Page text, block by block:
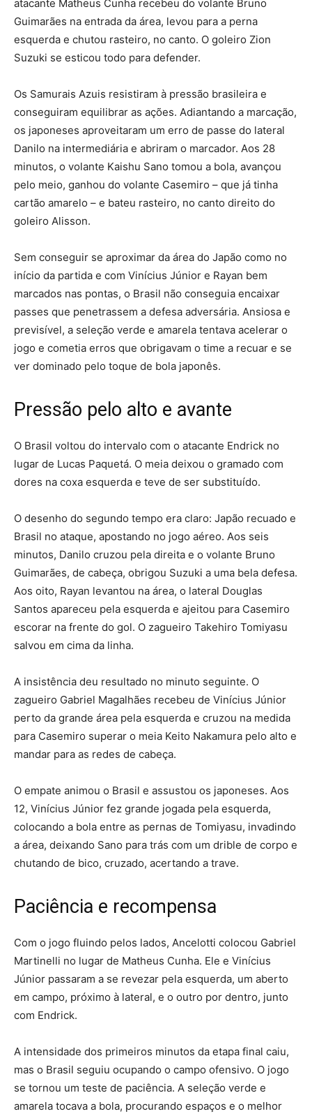
atacante Matheus Cunha recebeu do volante Bruno
Guimarães na entrada da área, levou para a perna
esquerda e chutou rasteiro, no canto. O goleiro Zion
Suzuki se esticou todo para defender.
Os Samurais Azuis resistiram à pressão brasileira e
conseguiram equilibrar as ações. Adiantando a marcação,
os japoneses aproveitaram um erro de passe do lateral
Danilo na intermediária e abriram o marcador. Aos 28
minutos, o volante Kaishu Sano tomou a bola, avançou
pelo meio, ganhou do volante Casemiro – que já tinha
cartão amarelo – e bateu rasteiro, no canto direito do
goleiro Alisson.
Sem conseguir se aproximar da área do Japão como no
início da partida e com Vinícius Júnior e Rayan bem
marcados nas pontas, o Brasil não conseguia encaixar
passes que penetrassem a defesa adversária. Ansiosa e
previsível, a seleção verde e amarela tentava acelerar o
jogo e cometia erros que obrigavam o time a recuar e se
ver dominado pelo toque de bola japonês.
Pressão pelo alto e avante
O Brasil voltou do intervalo com o atacante Endrick no
lugar de Lucas Paquetá. O meia deixou o gramado com
dores na coxa esquerda e teve de ser substituído.
O desenho do segundo tempo era claro: Japão recuado e
Brasil no ataque, apostando no jogo aéreo. Aos seis
minutos, Danilo cruzou pela direita e o volante Bruno
Guimarães, de cabeça, obrigou Suzuki a uma bela defesa.
Aos oito, Rayan levantou na área, o lateral Douglas
Santos apareceu pela esquerda e ajeitou para Casemiro
escorar na frente do gol. O zagueiro Takehiro Tomiyasu
salvou em cima da linha.
A insistência deu resultado no minuto seguinte. O
zagueiro Gabriel Magalhães recebeu de Vinícius Júnior
perto da grande área pela esquerda e cruzou na medida
para Casemiro superar o meia Keito Nakamura pelo alto e
mandar para as redes de cabeça.
O empate animou o Brasil e assustou os japoneses. Aos
12, Vinícius Júnior fez grande jogada pela esquerda,
colocando a bola entre as pernas de Tomiyasu, invadindo
a área, deixando Sano para trás com um drible de corpo e
chutando de bico, cruzado, acertando a trave.
Paciência e recompensa
Com o jogo fluindo pelos lados, Ancelotti colocou Gabriel
Martinelli no lugar de Matheus Cunha. Ele e Vinícius
Júnior passaram a se revezar pela esquerda, um aberto
em campo, próximo à lateral, e o outro por dentro, junto
com Endrick.
A intensidade dos primeiros minutos da etapa final caiu,
mas o Brasil seguiu ocupando o campo ofensivo. O jogo
se tornou um teste de paciência. A seleção verde e
amarela tocava a bola, procurando espaços e o melhor